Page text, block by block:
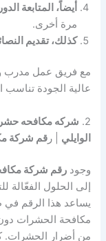
أيضاً، المتابعة
مرة أخرى.
كذلك، تقديم
مع فريق عمل مدرب
عالية الجودة تناسب
2. شركه مكافحه
الوايلي | رقم شركة
وجودرقم شركة
إلى الحلول
يساعد هذا الرقم في
مكافحة الحشرات
من أضرار الحشرات.